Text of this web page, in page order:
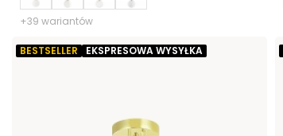
+39 wariantów
BESTSELLER EKSPRESOWA WYSYŁKA